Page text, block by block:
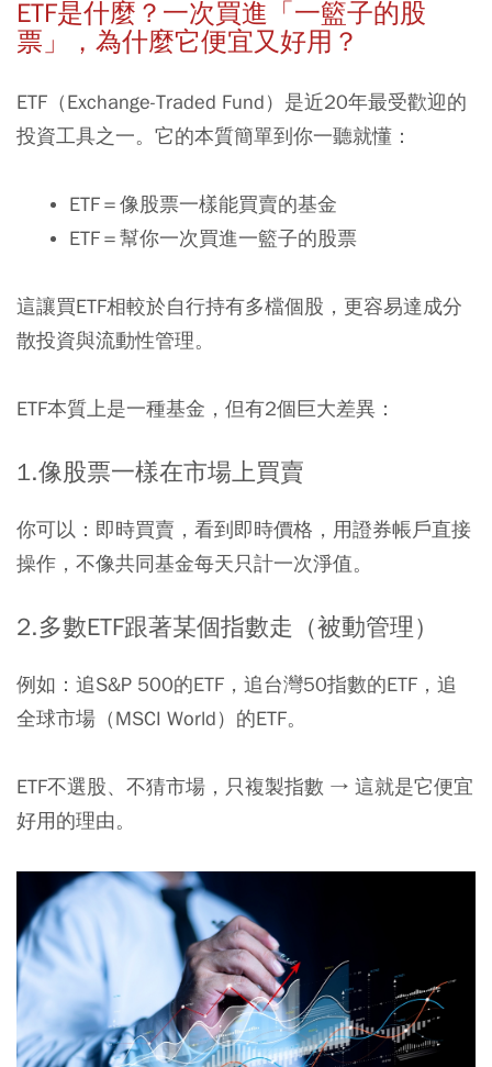
ETF是什麼？一次買進「一籃子的股
票」，為什麼它便宜又好用？
ETF（Exchange-Traded Fund）是近20年最受歡迎的
投資工具之一。它的本質簡單到你一聽就懂：
ETF＝像股票一樣能買賣的基金
ETF＝幫你一次買進一籃子的股票
這讓買ETF相較於自行持有多檔個股，更容易達成分
散投資與流動性管理。
ETF本質上是一種基金，但有2個巨大差異：
1.像股票一樣在市場上買賣
你可以：即時買賣，看到即時價格，用證券帳戶直接
操作，不像共同基金每天只計一次淨值。
2.多數ETF跟著某個指數走（被動管理）
例如：追S&P 500的ETF，追台灣50指數的ETF，追
全球市場（MSCI World）的ETF。
ETF不選股、不猜市場，只複製指數 → 這就是它便宜
好用的理由。